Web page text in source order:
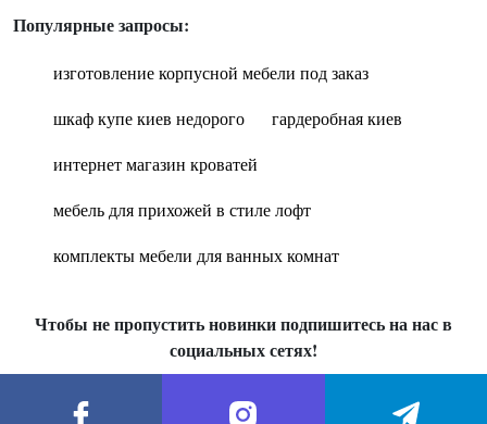
Популярные запросы:
изготовление корпусной мебели под заказ
шкаф купе киев недорого
гардеробная киев
интернет магазин кроватей
мебель для прихожей в стиле лофт
комплекты мебели для ванных комнат
Чтобы не пропустить новинки подпишитесь на нас в
социальных сетях!